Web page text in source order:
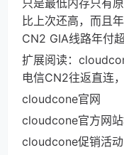
只是最低内存只有
比上次还高，而且
CN2 GIA线路年付
扩展阅读：
电信CN2往返直连
cloudcone官网
cloudcone官方网站
cloudcone促销活动